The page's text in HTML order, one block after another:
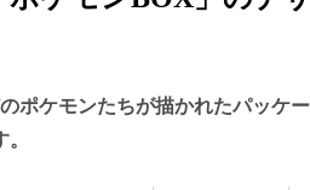
ポケモンたちが描かれたパッケ